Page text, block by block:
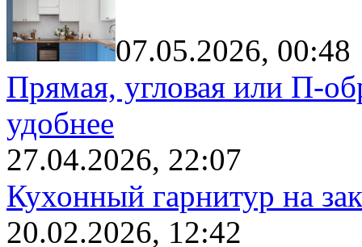
07.05.2026, 00:48
Прямая, угловая или П-
удобнее
27.04.2026, 22:07
Кухонный гарнитур на
20.02.2026, 12:42